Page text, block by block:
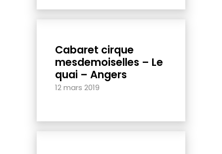
Cabaret cirque
mesdemoiselles – Le
quai – Angers
12 mars 2019